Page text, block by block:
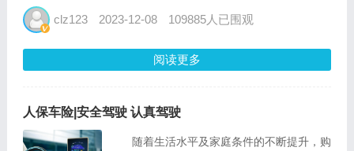
对于盘面形成利空，短期看震荡，建议观望为
比提...
clz123 2023-12-08 109885人已围观
阅读更多
人保车险|安全驾驶 认真驾驶
随着生活水平及家庭条件的不断提升，购